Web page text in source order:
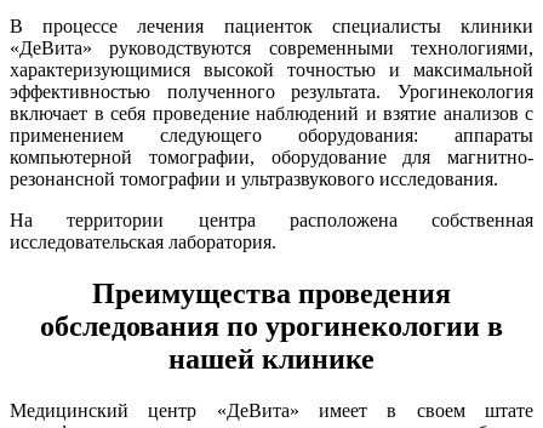
В процессе лечения пациенток специалисты клиники
«ДеВита» руководствуются современными технологиями,
характеризующимися высокой точностью и максимальной
эффективностью полученного результата. Урогинекология
включает в себя проведение наблюдений и взятие анализов с
применением следующего оборудования: аппараты
компьютерной томографии, оборудование для магнитно-
резонансной томографии и ультразвукового исследования.
На территории центра расположена собственная
исследовательская лаборатория.
Преимущества проведения
обследования по урогинекологии в
нашей клинике
Медицинский центр «ДеВита» имеет в своем штате